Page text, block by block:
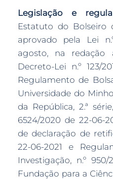
Legislação e
Estatuto do Bolseiro
aprovado pela Lei
agosto, na redação
Decreto-Lei n.º 123/
Regulamento de
Universidade do
da República, 2.ª
6524/2020 de 22-06-
de declaração de
22-06-2021 e
Investigação, n.º 950/
Fundação para a